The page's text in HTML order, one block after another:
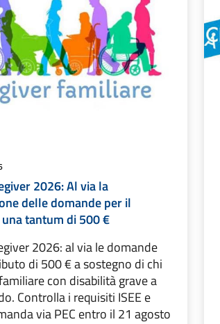
2026: Al via la
delle domande per il
tantum di 500 €
2026: al via le domande
di 500 € a sostegno di chi
con disabilità grave a
Controlla i requisiti ISEE e
via PEC entro il 21 agosto